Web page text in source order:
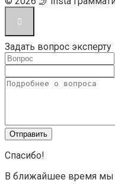
Задать вопрос эксперту
Спасибо!
В ближайшее время